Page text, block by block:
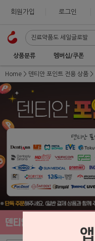
회원가입 로그인
상품분류 멤버십/쿠폰
Home 덴티안 포인트 전용 상품